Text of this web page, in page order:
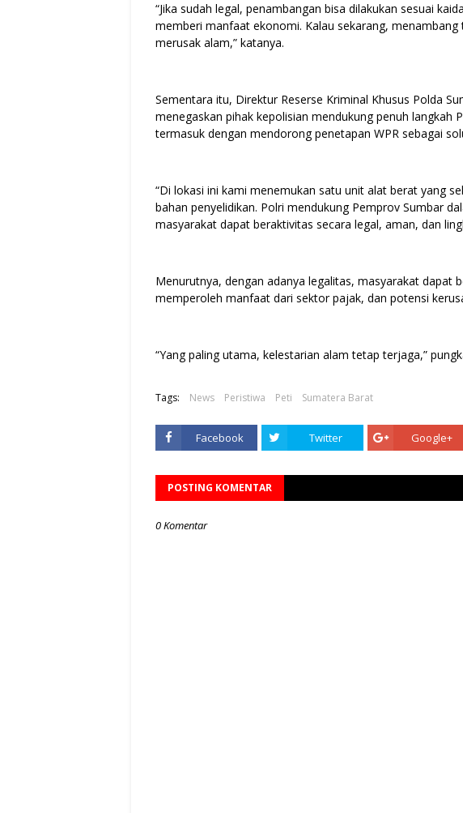
“Jika sudah legal, penambangan bisa dilakukan sesuai
memberi manfaat ekonomi. Kalau sekarang,
merusak alam,” katanya.
Sementara itu, Direktur Reserse Kriminal Khusus Polda
menegaskan pihak kepolisian mendukung penuh langkah
termasuk dengan mendorong penetapan WPR sebagai
“Di lokasi ini kami menemukan satu unit alat berat yang
bahan penyelidikan. Polri mendukung Pemprov Sumbar
masyarakat dapat beraktivitas secara legal, aman, dan
Menurutnya, dengan adanya legalitas, masyarakat dapat
memperoleh manfaat dari sektor pajak, dan potensi
“Yang paling utama, kelestarian alam tetap terjaga,”
Tags: News Peristiwa Peti Sumatera Barat
Facebook Twitter Google+
POSTING KOMENTAR
0 Komentar